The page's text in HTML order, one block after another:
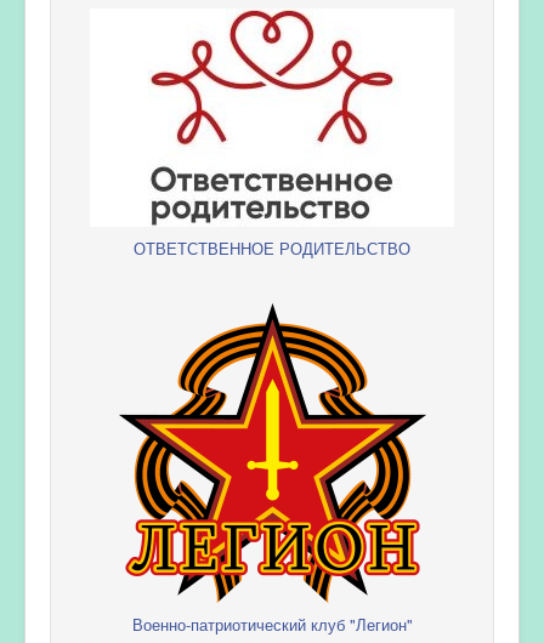
ОТВЕТСТВЕННОЕ РОДИТЕЛЬСТВО
Военно-патриотический клуб "Легион"